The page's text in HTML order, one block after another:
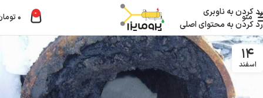
رد کردن به ناوبری
رد کردن به محتوای اصلی
منو 0 ۰
۱۴
اسفند